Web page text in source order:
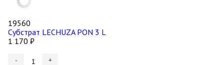
19560
Субстрат LECHUZA PON 3 L
1 170 ₽
- +